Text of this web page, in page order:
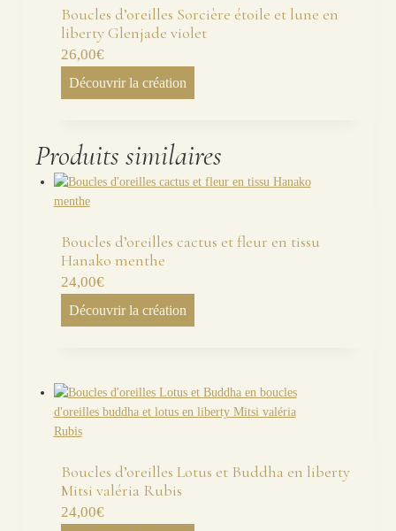
Boucles d’oreilles Sorcière étoile et lune en
liberty Glenjade violet
26,00€
Découvrir la création
Produits similaires
Boucles d’oreilles cactus et fleur en tissu
Hanako menthe
24,00€
Découvrir la création
Boucles d’oreilles Lotus et Buddha en liberty
Mitsi valéria Rubis
24,00€